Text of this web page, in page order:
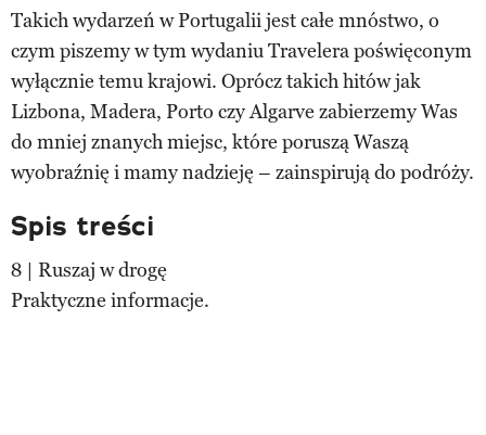
Takich wydarzeń w Portugalii jest całe mnóstwo, o
czym piszemy w tym wydaniu Travelera poświęconym
wyłącznie temu krajowi. Oprócz takich hitów jak
Lizbona, Madera, Porto czy Algarve zabierzemy Was
do mniej znanych miejsc, które poruszą Waszą
wyobraźnię i mamy nadzieję – zainspirują do podróży.
Spis treści
8 | Ruszaj w drogę
Praktyczne informacje.